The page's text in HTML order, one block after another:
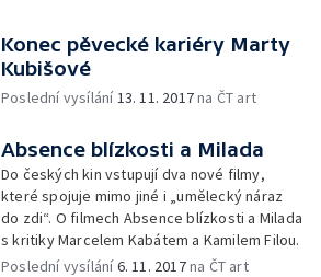
Konec pěvecké kariéry Marty
Kubišové
Poslední vysílání13. 11. 2017na ČT art
Absence blízkosti a Milada
Do českých kin vstupují dva nové filmy,
které spojuje mimo jiné i „umělecký náraz
do zdi“. O filmech Absence blízkosti a Milada
s kritiky Marcelem Kabátem a Kamilem Filou.
Poslední vysílání6. 11. 2017na ČT art